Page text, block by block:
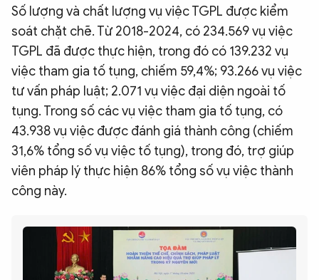
Số lượng và chất lượng vụ việc TGPL được kiểm
soát chặt chẽ. Từ 2018-2024, có 234.569 vụ việc
TGPL đã được thực hiện, trong đó có 139.232 vụ
việc tham gia tố tụng, chiếm 59,4%; 93.266 vụ việc
tư vấn pháp luật; 2.071 vụ việc đại diện ngoài tố
tụng. Trong số các vụ việc tham gia tố tụng, có
43.938 vụ việc được đánh giá thành công (chiếm
31,6% tổng số vụ việc tố tụng), trong đó, trợ giúp
viên pháp lý thực hiện 86% tổng số vụ việc thành
công này.